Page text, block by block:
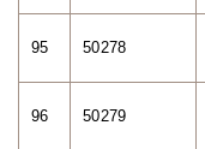
95 50278
96 50279